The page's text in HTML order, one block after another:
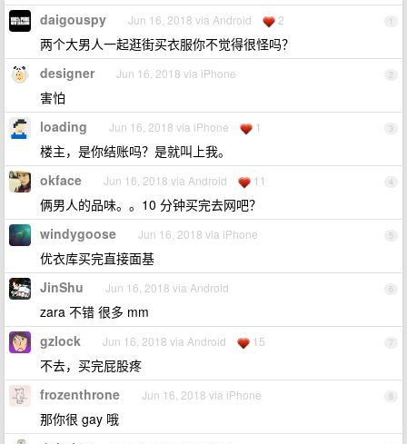
1
daigouspy Jun 16, 2018 via Android 2
两个大男人一起逛街买衣服你不觉得很怪吗？
2
designer Jun 16, 2018 via iPhone
害怕
3
loading Jun 16, 2018 via iPhone 1
楼主，是你结账吗？是就叫上我。
4
okface Jun 16, 2018 via Android 11
俩男人的品味。。10 分钟买完去网吧？
5
windygoose Jun 16, 2018 via iPhone
优衣库买完直接面基
6
JinShu Jun 16, 2018 via Android
zara 不错 很多 mm
7
gzlock Jun 16, 2018 via Android 15
不去，买完屁股疼
8
frozenthrone Jun 16, 2018 via iPhone
那你很 gay 哦